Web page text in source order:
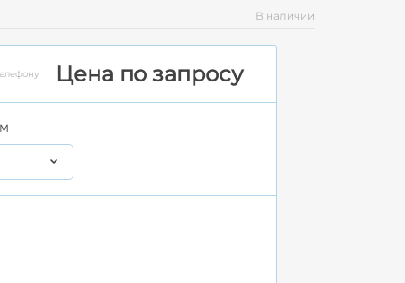
В наличии
Цена по запросу